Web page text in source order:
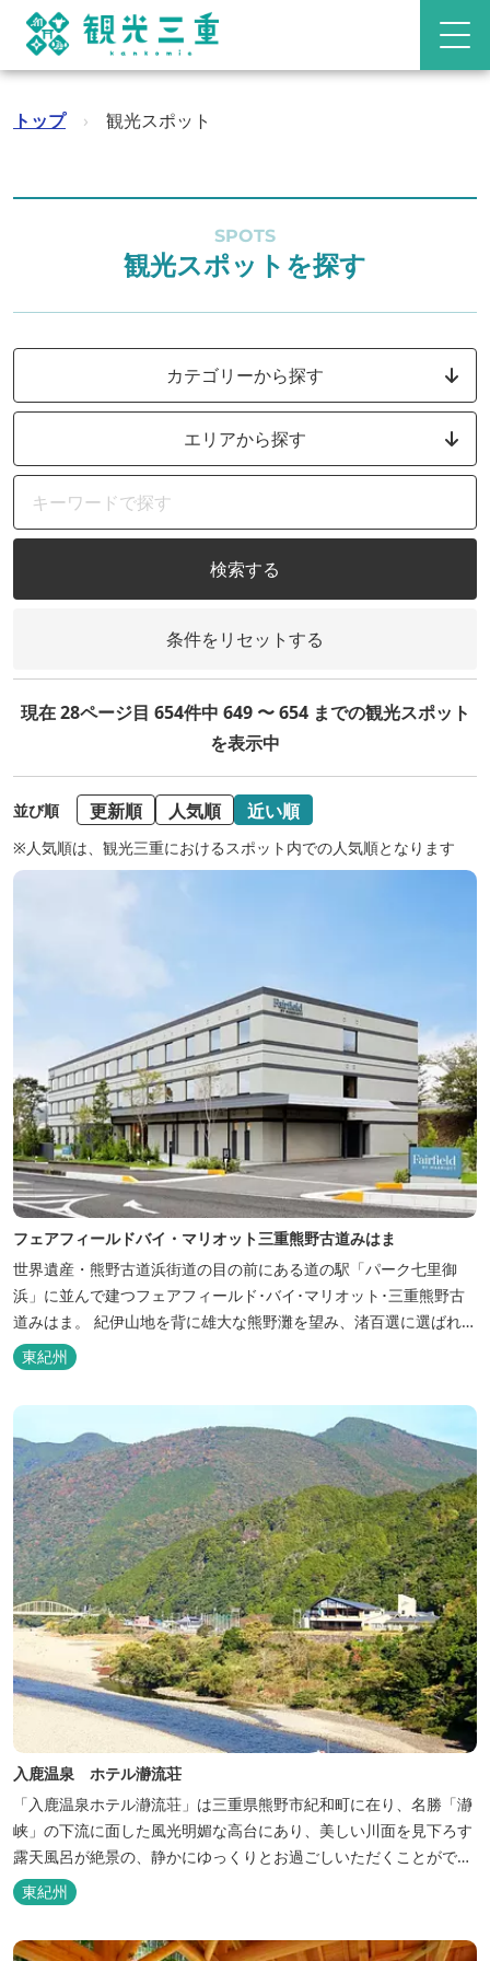
トップ › 観光スポット
SPOTS
観光スポットを探す
カテゴリーから探す
エリアから探す
検索する
条件をリセットする
現在 28ページ目 654件中 649 〜 654 までの観光スポット
を表示中
並び順 更新順 人気順 近い順
※人気順は、観光三重におけるスポット内での人気順となります
フェアフィールドバイ・マリオット三重熊野古道みはま
世界遺産・熊野古道浜街道の目の前にある道の駅「パーク七里御
浜」に並んで建つフェアフィールド･バイ･マリオット･三重熊野古
道みはま。 紀伊山地を背に雄大な熊野灘を望み、渚百選に選ばれた
七里御浜海岸などの美しい自然が広がります。一年を通して暖かで
過ごしやすく、季節を通じて穫れる数々の品種のみかんをはじめ、
豊富な畑の幸や海の幸を堪能していただけます。 風光明媚な御浜を
巡る旅の拠点として、当...
東紀州
入鹿温泉 ホテル瀞流荘
「入鹿温泉ホテル瀞流荘」は三重県熊野市紀和町に在り、名勝「瀞
峡」の下流に面した風光明媚な高台にあり、美しい川面を見下ろす
露天風呂が絶景の、静かにゆっくりとお過ごしいただくことができ
る温泉宿泊施設です。 熊野古道をはじめ、日本一の棚田と称される
丸山千枚田、赤木城跡、熊野本宮大社（熊野三山）、玉置神社が近
くに点在し、和歌山・奈良の遺産や名所からも近いことから観光ア
東紀州